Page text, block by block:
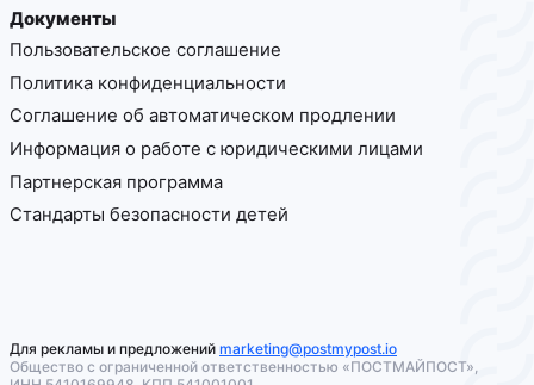
Документы
Пользовательское соглашение
Политика конфиденциальности
Соглашение об автоматическом продлении
Информация о работе с юридическими лицами
Партнерская программа
Стандарты безопасности детей
Общество с ограниченной ответственностью «ПОСТМАЙПОСТ»,
Для рекламы и предложений marketing@postmypost.io